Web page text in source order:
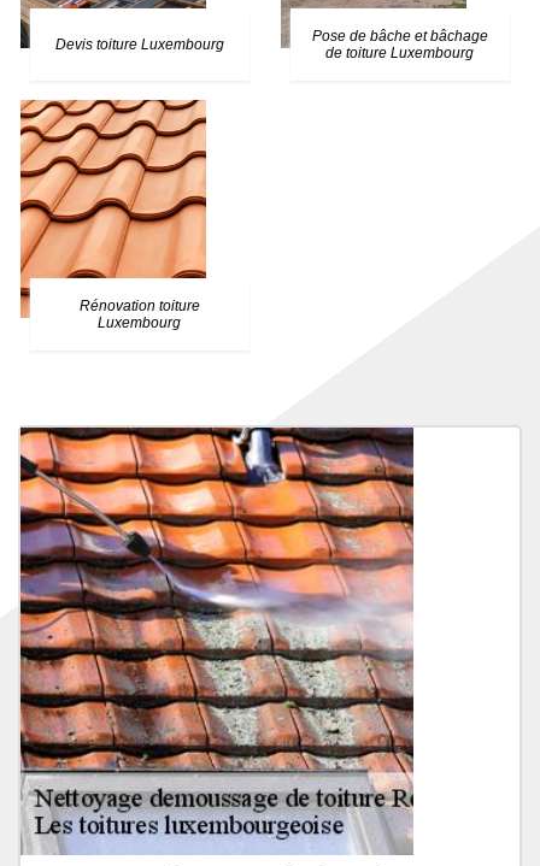
Devis toiture Luxembourg
Pose de bâche et bâchage
de toiture Luxembourg
Rénovation toiture
Luxembourg